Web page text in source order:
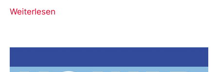
Weiterlesen